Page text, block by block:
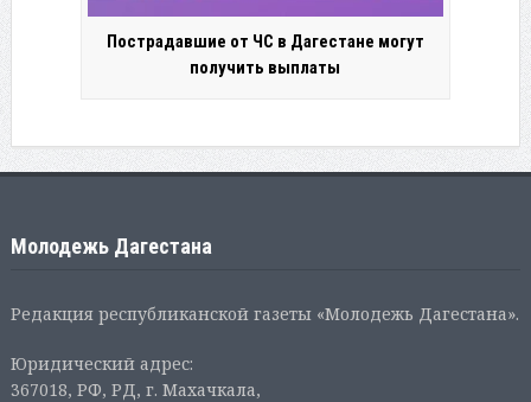
Пострадавшие от ЧС в Дагестане могут
получить выплаты
Молодежь Дагестана
Редакция республиканской газеты «Молодежь Дагестана».
Юридический адрес:
367018, РФ, РД, г. Махачкала,